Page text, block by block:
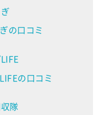
の口コミ
の口コミ
隊